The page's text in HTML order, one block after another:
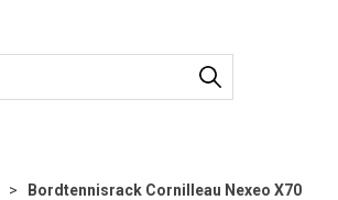
> Bordtennisrack Cornilleau Nexeo X70